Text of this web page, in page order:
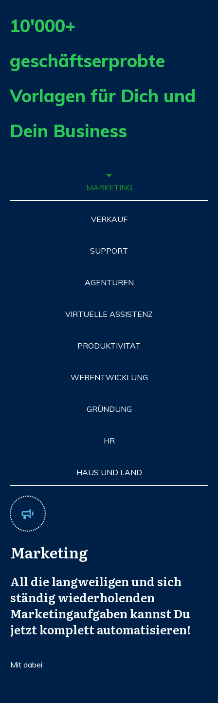
10'000+
geschäftserprobte
Vorlagen für Dich und
Dein Business
MARKETING
VERKAUF
SUPPORT
AGENTUREN
VIRTUELLE ASSISTENZ
PRODUKTIVITÄT
WEBENTWICKLUNG
GRÜNDUNG
HR
HAUS UND LAND
Marketing
All die langweiligen und sich
ständig wiederholenden
Marketingaufgaben kannst Du
jetzt komplett automatisieren!
Mit dabei: